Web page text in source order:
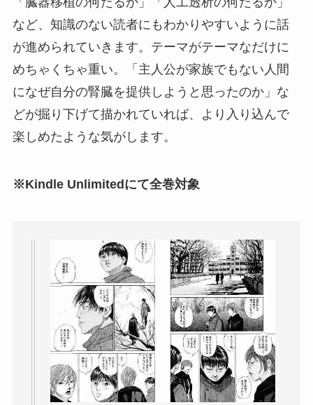
など、知識のない読者にもわかりやすいように話
が進められていきます。テーマがテーマなだけに
めちゃくちゃ重い。「主人公が家族でもない人間
になぜ自分の腎臓を提供しようと思ったのか」な
どが掘り下げて描かれていれば、より入り込んで
楽しめたような気がします。
※Kindle Unlimitedにて全巻対象